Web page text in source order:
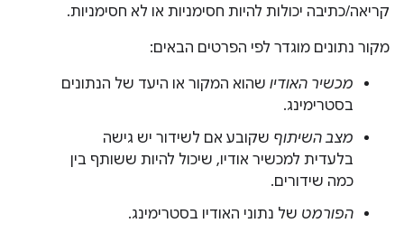
קריאה/כתיבה יכולות להיות חסימניות או לא חסימניות.
מקור נתונים מוגדר לפי הפרטים הבאים:
מכשיר האודיו שהוא המקור או היעד של הנתונים
בסטרימינג.
מצב השיתוף שקובע אם לשידור יש גישה
בלעדית למכשיר אודיו, שיכול להיות ששותף בין
כמה שידורים.
הפורמט של נתוני האודיו בסטרימינג.